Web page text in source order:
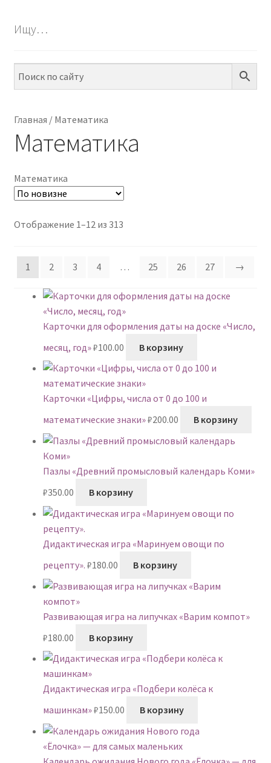
ПО НАВЫКАМ
МЕТОДИКИ
ИГРЫ НА ЛИПУЧКАХ
Ищу…
Главная / Математика
Математика
Математика
Отображение 1–12 из 313Сортировка:
1
2 3 4 … 25 26 27 →
Карточки для оформления даты на доске «Число,
месяц, год»₽100.00 В корзину
Карточки «Цифры, числа от 0 до 100 и
математические знаки»₽200.00 В корзину
Пазлы «Древний промысловый календарь Коми»
₽350.00 В корзину
Дидактическая игра «Маринуем овощи по
рецепту». ₽180.00 В корзину
Развивающая игра на липучках «Варим компот»
₽180.00 В корзину
Дидактическая игра «Подбери колёса к
машинкам»₽150.00 В корзину